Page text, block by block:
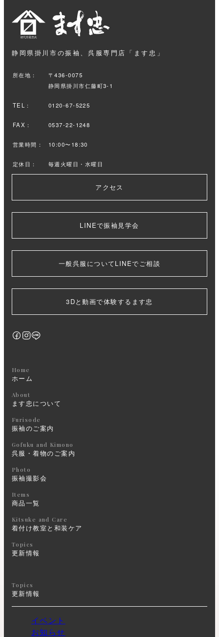
静岡県掛川市の振袖、呉服専門店「ます忠」
所在地：
〒436-0075
静岡県掛川市仁藤町3-1
TEL： 0120-67-5225
FAX： 0537-22-1248
営業時間： 10:00〜18:30
定休日： 毎週火曜日・水曜日
アクセス
LINEで振袖見学会
一般呉服についてLINEでご相談
3Dと動画で体験するます忠
Home
ホーム
About
ます忠について
Furisode
振袖のご案内
Gofuku and Kimono
呉服・着物のご案内
Photo
振袖撮影会
Items
商品一覧
Kitsuke and Care
着付け教室と和装ケア
Topics
更新情報
Topics
更新情報
イベント
お知らせ